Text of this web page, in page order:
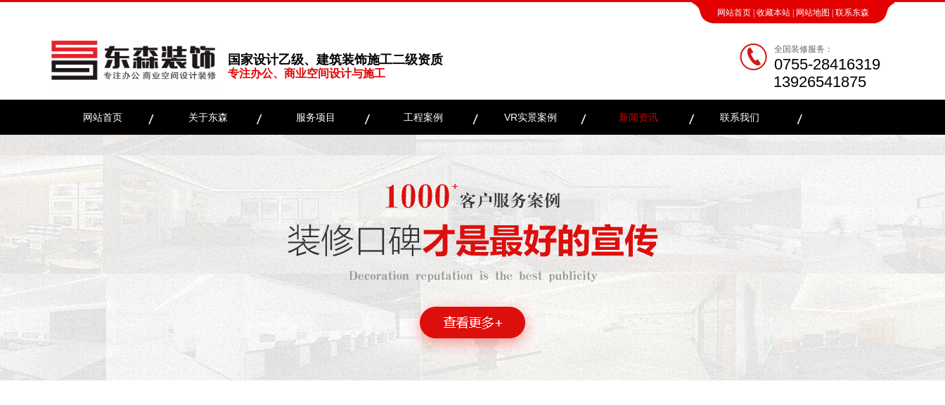
网站首页 收藏本站 网站地图 联系东森
国家设计乙级、建筑装饰施工二级资质
专注办公、商业空间设计与施工
全国装修服务：
0755-28416319
13926541875
网站首页 关于东森 服务项目 工程案例 VR实景案例 新闻资讯 联系我们